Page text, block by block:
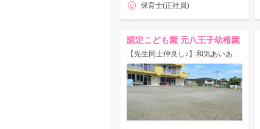
保育士(正社員)
認定こども園 元八王子幼稚園
【先生同士仲良し♪】和気あいあいと働ける☆★